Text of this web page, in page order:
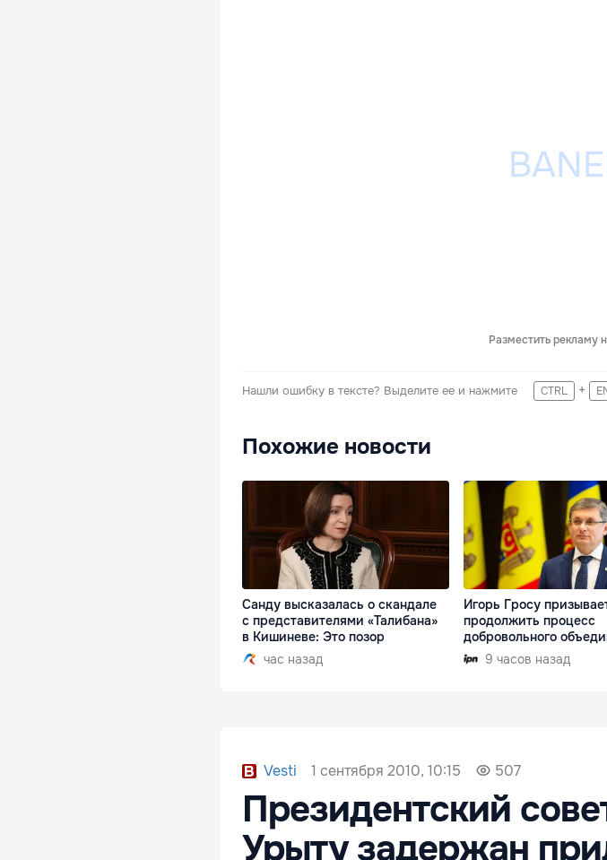
Разместить рекламу
Нашли ошибку в тексте? Выделите ее и нажмите CTRL +
Похожие новости
Санду высказалась о скандале
с представителями «Талибана»
в Кишиневе: Это позор
час назад
Игорь Гросу
продолжить процесс
добровольного
9 часов назад
Vesti 1 сентября 2010, 10:15 507
Президентский
Урыту задержан